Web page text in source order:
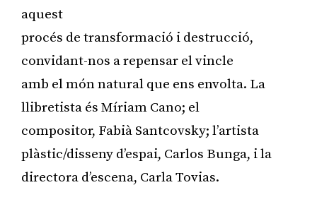
aquest
procés de transformació i destrucció,
convidant-nos a repensar el vincle
amb el món natural que ens envolta. La
llibretista és Míriam Cano; el
compositor, Fabià Santcovsky; l’artista
plàstic/disseny d’espai, Carlos Bunga, i la
directora d’escena, Carla Tovias.